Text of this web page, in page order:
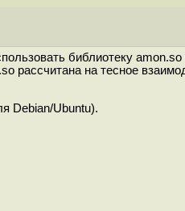
библиотеку amon.so
рассчитана на тесное
Debian/Ubuntu).